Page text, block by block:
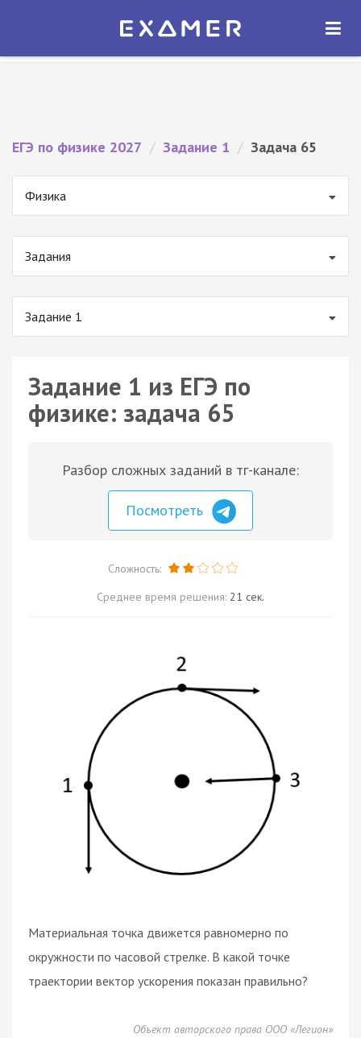
Экзамер — ЕГЭ 2027
ОТКРЫТЬ
ЕГЭ по физике 2027 / Задание 1 / Задача 65
Физика
Задания
Задание 1
Задание 1 из ЕГЭ по
физике: задача 65
Разбор сложных заданий в тг-канале:
Посмотреть
Сложность:
Среднее время решения: 21 сек.
Материальная точка движется равномерно по
окружности по часовой стрелке. В какой точке
траектории вектор ускорения показан правильно?
Объект авторского права ООО «Легион»